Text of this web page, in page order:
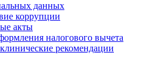
данных
коррупции
акты
налогового вычета
рекомендации